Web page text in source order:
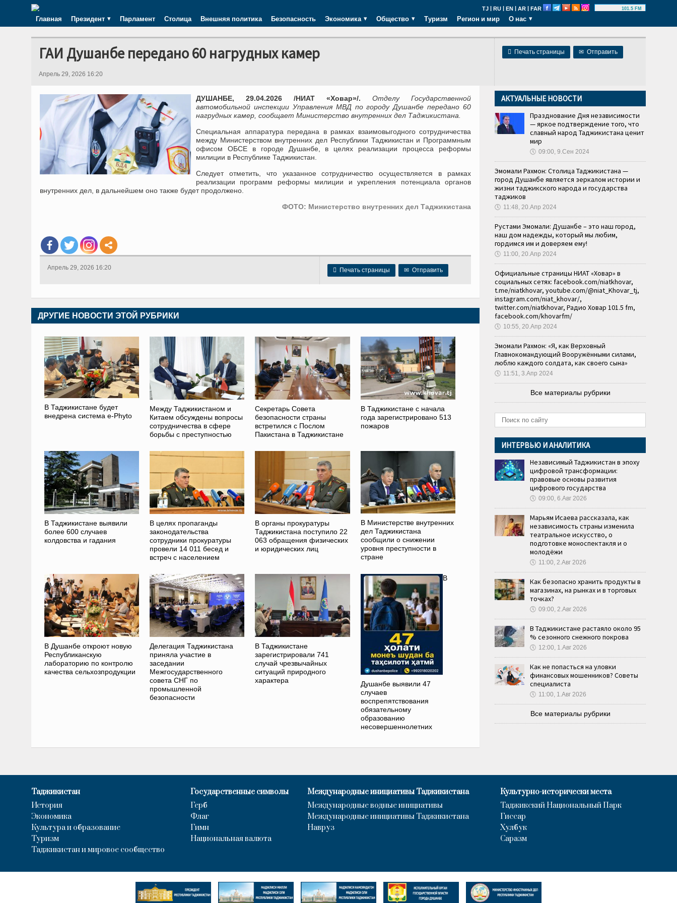
TJ | RU | EN | AR | FAR 101.5 FM
Главная Президент Парламент Столица Внешняя политика Безопасность Экономика Общество Туризм Регион и мир О нас
 Печать страницы ✉ Отправить
ГАИ Душанбе передано 60 нагрудных камер
Апрель 29, 2026 16:20
ДУШАНБЕ, 29.04.2026 /НИАТ «Ховар»/. Отделу Государственной
автомобильной инспекции Управления МВД по городу Душанбе передано 60
нагрудных камер, сообщает Министерство внутренних дел Таджикистана.
Специальная аппаратура передана в рамках взаимовыгодного сотрудничества
между Министерством внутренних дел Республики Таджикистан и Программным
офисом ОБСЕ в городе Душанбе, в целях реализации процесса реформы
милиции в Республике Таджикистан.
Следует отметить, что указанное сотрудничество осуществляется в рамках
реализации программ реформы милиции и укрепления потенциала органов
внутренних дел, в дальнейшем оно также будет продолжено.
ФОТО: Министерство внутренних дел Таджикистана
 Печать страницы ✉ Отправить
Апрель 29, 2026 16:20
ДРУГИЕ НОВОСТИ ЭТОЙ РУБРИКИ
В Таджикистане будет
внедрена система e-Phyto
Между Таджикистаном и
Китаем обсуждены вопросы
сотрудничества в сфере
борьбы с преступностью
Секретарь Совета
безопасности страны
встретился с Послом
Пакистана в Таджикистане
В Таджикистане с начала
года зарегистрировано 513
пожаров
В Таджикистане выявили
более 600 случаев
колдовства и гадания
В целях пропаганды
законодательства
сотрудники прокуратуры
провели 14 011 бесед и
встреч с населением
В органы прокуратуры
Таджикистана поступило 22
063 обращения физических
и юридических лиц
В Министерстве внутренних
дел Таджикистана
сообщили о снижении
уровня преступности в
стране
В Душанбе откроют новую
Республиканскую
лабораторию по контролю
качества сельхозпродукции
Делегация Таджикистана
приняла участие в
заседании
Межгосударственного
совета СНГ по
промышленной
безопасности
В Таджикистане
зарегистрировали 741
случай чрезвычайных
ситуаций природного
характера
В
Душанбе выявили 47
случаев
воспрепятствования
обязательному
образованию
несовершеннолетних
АКТУАЛЬНЫЕ НОВОСТИ
Празднование Дня независимости
— яркое подтверждение того, что
славный народ Таджикистана ценит
мир
🕔 09:00, 9.Сен 2024
Эмомали Рахмон: Столица Таджикистана —
город Душанбе является зеркалом истории и
жизни таджикского народа и государства
таджиков
🕔 11:48, 20.Апр 2024
Рустами Эмомали: Душанбе – это наш город,
наш дом надежды, который мы любим,
гордимся им и доверяем ему!
🕔 11:00, 20.Апр 2024
Официальные страницы НИАТ «Ховар» в
социальных сетях: facebook.com/niatkhovar,
t.me/niatkhovar, youtube.com/@niat_Khovar_tj,
instagram.com/niat_khovar/,
twitter.com/niatkhovar, Радио Ховар 101.5 fm,
facebook.com/khovarfm/
🕔 10:55, 20.Апр 2024
Эмомали Рахмон: «Я, как Верховный
Главнокомандующий Вооружёнными силами,
люблю каждого солдата, как своего сына»
🕔 11:51, 3.Апр 2024
Все материалы рубрики
ИНТЕРВЬЮ И АНАЛИТИКА
Независимый Таджикистан в эпоху
цифровой трансформации:
правовые основы развития
цифрового государства
🕔 09:00, 6.Авг 2026
Марьям Исаева рассказала, как
независимость страны изменила
театральное искусство, о
подготовке моноспектакля и о
молодёжи
🕔 11:00, 2.Авг 2026
Как безопасно хранить продукты в
магазинах, на рынках и в торговых
точках?
🕔 09:00, 2.Авг 2026
В Таджикистане растаяло около 95
% сезонного снежного покрова
🕔 12:00, 1.Авг 2026
Как не попасться на уловки
финансовых мошенников? Советы
специалиста
🕔 11:00, 1.Авг 2026
Все материалы рубрики
Таджикистан
История
Экономика
Культура и образование
Туризм
Таджикистан и мировое сообщество
Государственные символы
Герб
Флаг
Гимн
Национальная валюта
Международные инициативы Таджикистана
Международные водные инициативы
Международные инициативы Таджикистана
Навруз
Культурно-исторически места
Таджикский Национальный Парк
Гиссар
Хулбук
Саразм